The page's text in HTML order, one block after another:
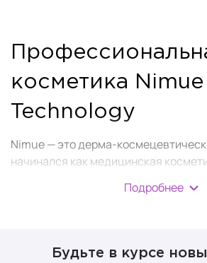
косметика Nimue
Technology
Nimue — это дерма-
начинался как медицинская
восстановления после них. Сегодня
конкретных результатов.
Подробнее
Будьте в курсе